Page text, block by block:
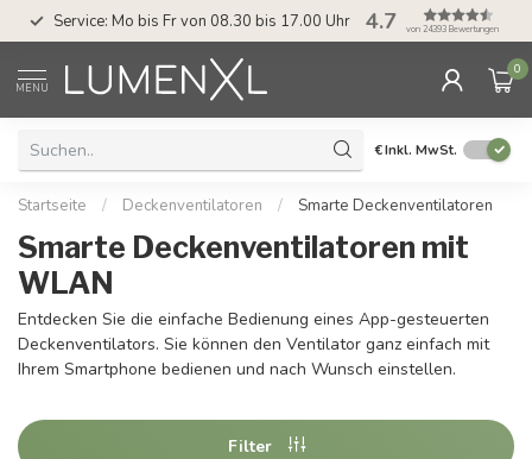
Service: Mo bis Fr von 08.30 bis 17.00 Uhr 4.7 von 24393 Bewertungen
MENU
0
€Inkl. MwSt.
Startseite / Deckenventilatoren / Smarte Deckenventilatoren
Smarte Deckenventilatoren mit
WLAN
Entdecken Sie die einfache Bedienung eines App-gesteuerten
Deckenventilators. Sie können den Ventilator ganz einfach mit
Ihrem Smartphone bedienen und nach Wunsch einstellen.
Filter